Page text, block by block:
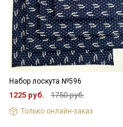
Набор лоскута №596
1225 руб. 1750 руб.
Только онлайн-заказ